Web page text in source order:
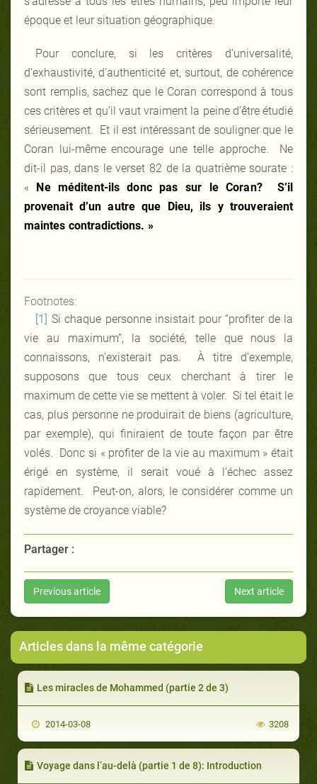
époque et leur situation géographique.
Pour conclure, si les critères d’universalité,
d’exhaustivité, d’authenticité et, surtout, de cohérence
sont remplis, sachez que le Coran correspond à tous
ces critères et qu’il vaut vraiment la peine d’être étudié
sérieusement. Et il est intéressant de souligner que le
Coran lui-même encourage une telle approche. Ne
dit-il pas, dans le verset 82 de la quatrième sourate :
« Ne méditent-ils donc pas sur le Coran? S’il
provenait d’un autre que Dieu, ils y trouveraient
maintes contradictions. »
Footnotes:
[1] Si chaque personne insistait pour “profiter de la
vie au maximum”, la société, telle que nous la
connaissons, n’existerait pas. À titre d’exemple,
supposons que tous ceux cherchant à tirer le
maximum de cette vie se mettent à voler. Si tel était le
cas, plus personne ne produirait de biens (agriculture,
par exemple), qui finiraient de toute façon par être
volés. Donc si « profiter de la vie au maximum » était
érigé en système, il serait voué à l’échec assez
rapidement. Peut-on, alors, le considérer comme un
système de croyance viable?
Partager :
Previous article Next article
Articles dans la même catégorie
Les miracles de Mohammed (partie 2 de 3)
2014-03-08 3208
Voyage dans l’au-delà (partie 1 de 8): Introduction